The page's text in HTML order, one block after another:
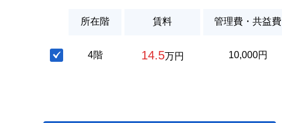
所在階 賃料 管理費・共益費
4階 14.5万円 10,000円